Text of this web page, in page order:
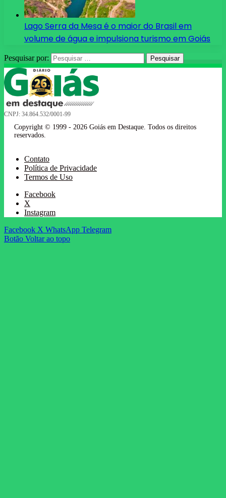
Lago Serra da Mesa é o maior do Brasil em
volume de água e impulsiona turismo em Goiás
Pesquisar por:
CNPJ: 34.864.532/0001-99
Copyright © 1999 - 2026 Goiás em Destaque. Todos os direitos
reservados.
Contato
Política de Privacidade
Termos de Uso
Facebook
X
Instagram
Facebook X WhatsApp Telegram
Botão Voltar ao topo